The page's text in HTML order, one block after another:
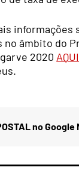
informações
no âmbito do
2020 AQUI
no